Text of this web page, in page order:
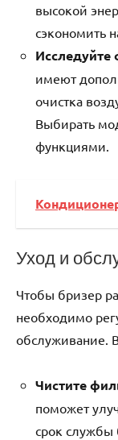
высокой
сэкономить
Исследуйте
имеют
очистка
Выбирать
функциями.
Уход и
Чтобы бризер
необходимо
обслуживание.
Чистите
поможет
срок службы